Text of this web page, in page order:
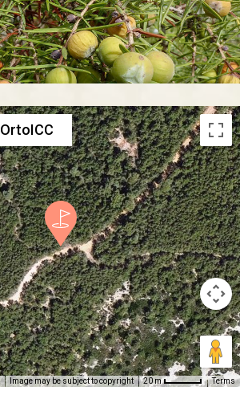
OrtoICC
Image may be subject to copyright 20 m Terms